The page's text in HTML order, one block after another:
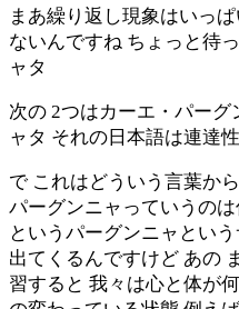
まあ繰り返し現象はいっ
ないんですね ちょっと待
ャタ
次の 2つはカーエ・パー
ャタ それの日本語は連達性
で これはどういう言葉か
パーグンニャっていうの
というパーグンニャとい
出てくるんですけど あの
習すると 我々は心と体が